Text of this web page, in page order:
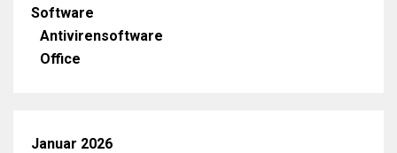
Software
Antivirensoftware
Office
Januar 2026